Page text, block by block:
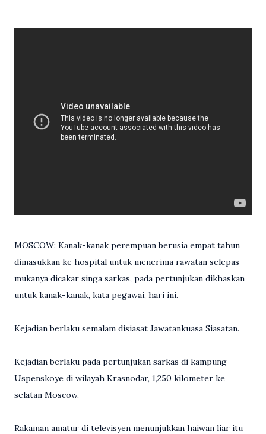
MOSCOW: Kanak-kanak perempuan berusia empat tahun
dimasukkan ke hospital untuk menerima rawatan selepas
mukanya dicakar singa sarkas, pada pertunjukan dikhaskan
untuk kanak-kanak, kata pegawai, hari ini.
Kejadian berlaku semalam disiasat Jawatankuasa Siasatan.
Kejadian berlaku pada pertunjukan sarkas di kampung
Uspenskoye di wilayah Krasnodar, 1,250 kilometer ke
selatan Moscow.
Rakaman amatur di televisyen menunjukkan haiwan liar itu